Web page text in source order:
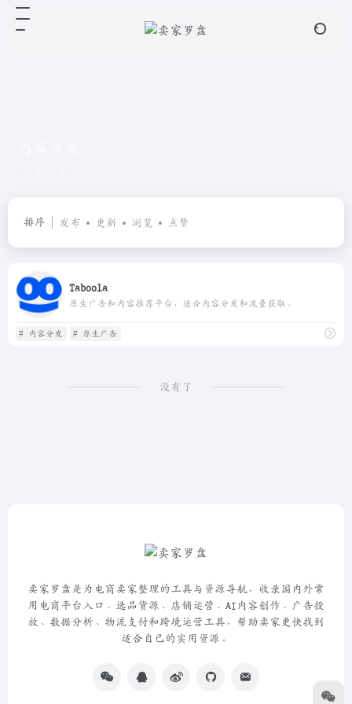
排序 发布 更新 浏览 点赞
Taboola
原生广告和内容推荐平台，适合内容分发和流量获取。
# 内容分发 # 原生广告
没有了
卖家罗盘是为电商卖家整理的工具与资源导航，收录国内外常
用电商平台入口、选品货源、店铺运营、AI内容创作、广告投
放、数据分析、物流支付和跨境运营工具，帮助卖家更快找到
适合自己的实用资源。